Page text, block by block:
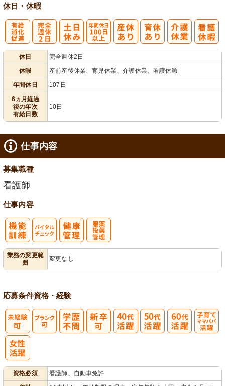
休日・休暇
休日
完全週休2日
休暇
産前産後休業、育児休業、介護休業、看護休暇
年間休日
107日
6ヵ月経過
後の年次
有給日数
10日
仕事内容
募集職種
看護師
仕事内容
業務の変更範
囲
変更なし
応募条件資格・経験
資格必須
看護師、自動車免許